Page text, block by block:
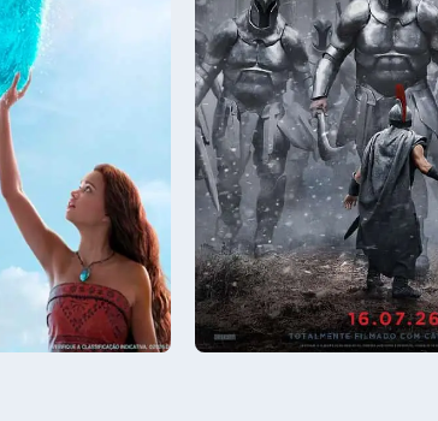
Sáb - 08/08
Sala 8 15:00, 18:30, 22:00